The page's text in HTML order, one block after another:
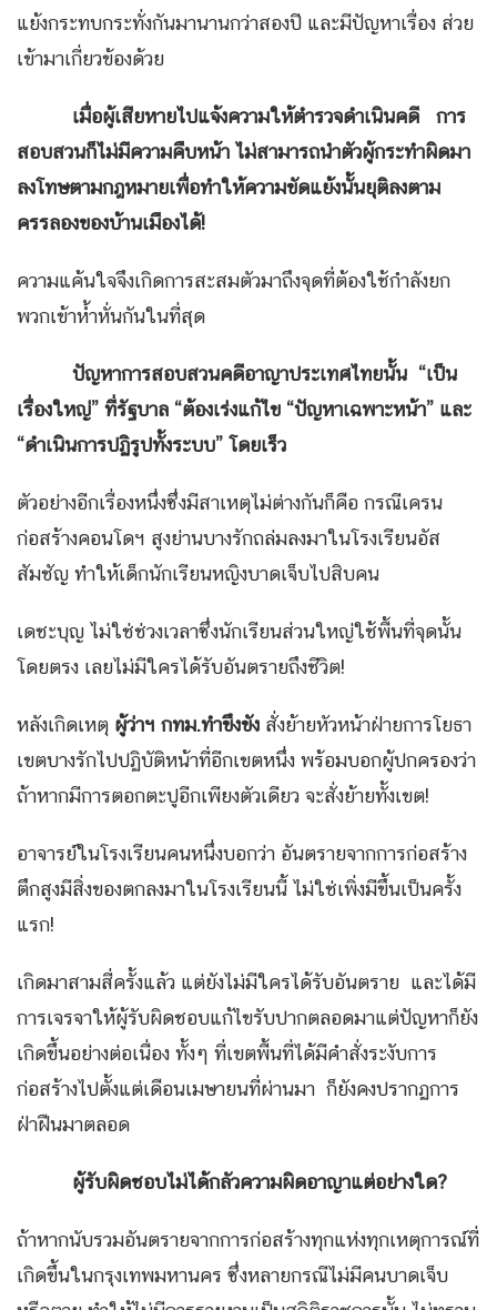
แย้งกระทบกระทั่งกันมานานกว่าสองปี และมีปัญหาเรื่อง ส่วย
เข้ามาเกี่ยวข้องด้วย
เมื่อผู้เสียหายไปแจ้งความให้ตำรวจดำเนินคดี การ
สอบสวนก็ไม่มีความคืบหน้า ไม่สามารถนำตัวผู้กระทำผิดมา
ลงโทษตามกฎหมายเพื่อทำให้ความขัดแย้งนั้นยุติลงตาม
ครรลองของบ้านเมืองได้!
ความแค้นใจจึงเกิดการสะสมตัวมาถึงจุดที่ต้องใช้กำลังยก
พวกเข้าห้ำหั่นกันในที่สุด
ปัญหาการสอบสวนคดีอาญาประเทศไทยนั้น “เป็น
เรื่องใหญ่” ที่รัฐบาล “ต้องเร่งแก้ไข “ปัญหาเฉพาะหน้า” และ
“ดำเนินการปฏิรูปทั้งระบบ” โดยเร็ว
ตัวอย่างอีกเรื่องหนึ่งซึ่งมีสาเหตุไม่ต่างกันก็คือ กรณีเครน
ก่อสร้างคอนโดฯ สูงย่านบางรักถล่มลงมาในโรงเรียนอัส
สัมชัญ ทำให้เด็กนักเรียนหญิงบาดเจ็บไปสิบคน
เดชะบุญ ไม่ใช่ช่วงเวลาซึ่งนักเรียนส่วนใหญ่ใช้พื้นที่จุดนั้น
โดยตรง เลยไม่มีใครได้รับอันตรายถึงชีวิต!
หลังเกิดเหตุ ผู้ว่าฯ กทม.ทำขึงขัง สั่งย้ายหัวหน้าฝ่ายการโยธา
เขตบางรักไปปฏิบัติหน้าที่อีกเขตหนึ่ง พร้อมบอกผู้ปกครองว่า
ถ้าหากมีการตอกตะปูอีกเพียงตัวเดียว จะสั่งย้ายทั้งเขต!
อาจารย์ในโรงเรียนคนหนึ่งบอกว่า อันตรายจากการก่อสร้าง
ตึกสูงมีสิ่งของตกลงมาในโรงเรียนนี้ ไม่ใช่เพิ่งมีขึ้นเป็นครั้ง
แรก!
เกิดมาสามสี่ครั้งแล้ว แต่ยังไม่มีใครได้รับอันตราย และได้มี
การเจรจาให้ผู้รับผิดชอบแก้ไขรับปากตลอดมาแต่ปัญหาก็ยัง
เกิดขึ้นอย่างต่อเนื่อง ทั้งๆ ที่เขตพื้นที่ได้มีคำสั่งระงับการ
ก่อสร้างไปตั้งแต่เดือนเมษายนที่ผ่านมา ก็ยังคงปรากฏการ
ฝ่าฝืนมาตลอด
ผู้รับผิดชอบไม่ได้กลัวความผิดอาญาแต่อย่างใด?
ถ้าหากนับรวมอันตรายจากการก่อสร้างทุกแห่งทุกเหตุการณ์ที่
เกิดขึ้นในกรุงเทพมหานคร ซึ่งหลายกรณีไม่มีคนบาดเจ็บ